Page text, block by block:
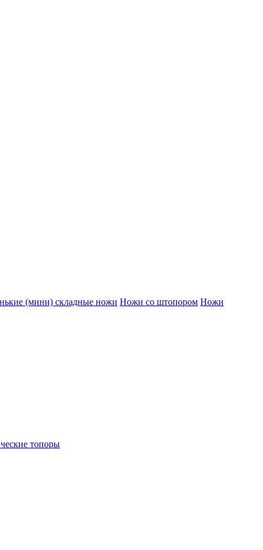
(мини) складные ножи Ножи со штопором Ножи
топоры